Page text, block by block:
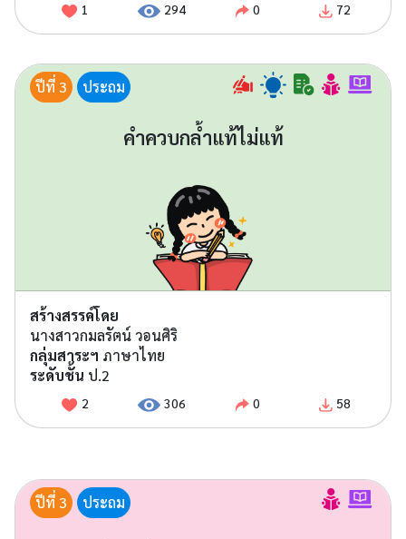
1 294 0 72
ปีที่ 3 ประถม
คำควบกล้ำแท้ไม่แท้
สร้างสรรค์โดย
นางสาวกมลรัตน์ วอนศิริ
กลุ่มสาระฯ ภาษาไทย
ระดับชั้น ป.2
2 306 0 58
ปีที่ 3 ประถม